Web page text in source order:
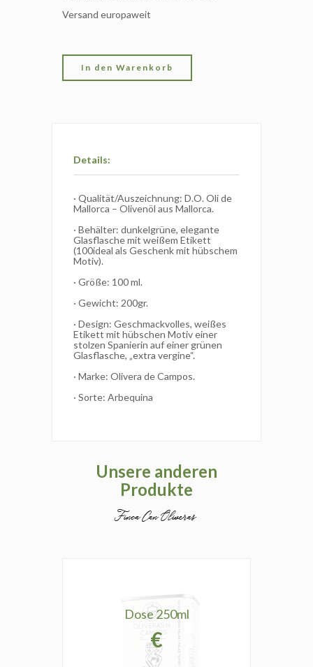
Versand europaweit
In den Warenkorb
Details:
· Qualität/Auszeichnung: D.O. Oli de
Mallorca – Olivenöl aus Mallorca.
· Behälter: dunkelgrüne, elegante
Glasflasche mit weißem Etikett
(100ideal als Geschenk mit hübschem
Motiv).
· Größe: 100 ml.
· Gewicht: 200gr.
· Design: Geschmackvolles, weißes
Etikett mit hübschen Motiv einer
stolzen Spanierin auf einer grünen
Glasflasche, „extra vergine“.
· Marke: Olivera de Campos.
· Sorte: Arbequina
Unsere anderen
Produkte
Dose 250ml
€